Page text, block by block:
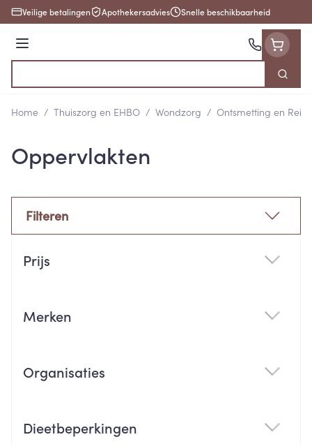
Ga naar de inhoud
Veilige betalingen Apothekersadvies Snelle beschikbaarheid
Menu
Zoek
Home / Thuiszorg en EHBO / Wondzorg / Ontsmetting en
Oppervlakten
Filteren
Prijs
Merken
Organisaties
Dieetbeperkingen